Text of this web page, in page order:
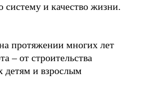
систему и качество жизни.
протяжении многих лет
– от строительства
детям и взрослым